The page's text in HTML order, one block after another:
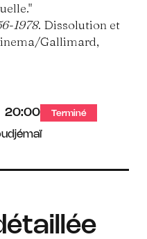
1978. Dissolution et
Gallimard,
20:00 Terminé